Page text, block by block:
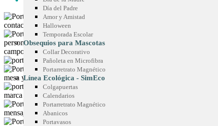
Día del Padre
Amor y Amistad
Halloween
Temporada Escolar
Obsequios para Mascotas
Collar Decorativo
Pañoleta en Microfibra
Portarretrato Magnético
Línea Ecológica - SimEco
Colgapuertas
Calendarios
Portarretrato Magnético
Abanicos
Portavasos